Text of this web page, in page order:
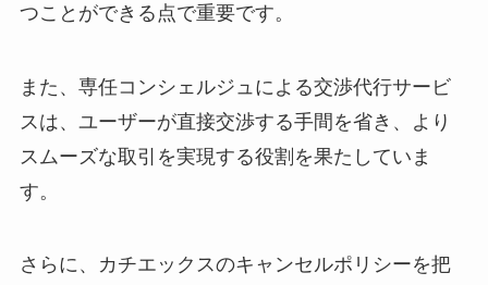
つことができる点で重要です。
また、専任コンシェルジュによる交渉代行サービ
スは、ユーザーが直接交渉する手間を省き、より
スムーズな取引を実現する役割を果たしていま
す。
さらに、カチエックスのキャンセルポリシーを把